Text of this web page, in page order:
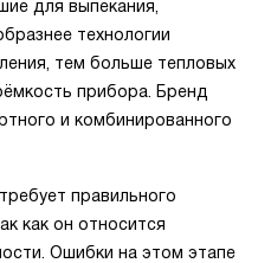
для выпекания,
технологии
тем больше тепловых
прибора. Бренд
и комбинированного
правильного
как он относится
Ошибки на этом этапе